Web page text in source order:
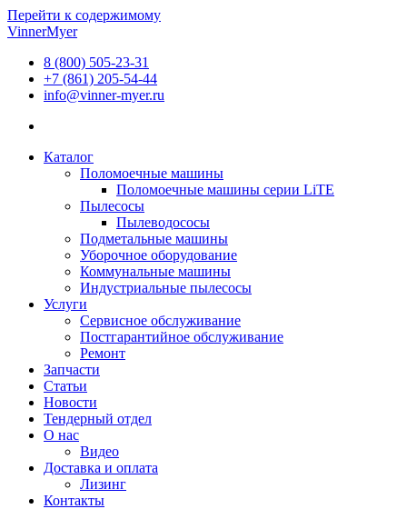
Перейти к содержимому
VinnerMyer
8 (800) 505-23-31
+7 (861) 205-54-44
info@vinner-myer.ru
Каталог
Поломоечные машины
Поломоечные машины серии LiTE
Пылесосы
Пылеводососы
Подметальные машины
Уборочное оборудование
Коммунальные машины
Индустриальные пылесосы
Услуги
Сервисное обслуживание
Постгарантийное обслуживание
Ремонт
Запчасти
Статьи
Новости
Тендерный отдел
О нас
Видео
Доставка и оплата
Лизинг
Контакты